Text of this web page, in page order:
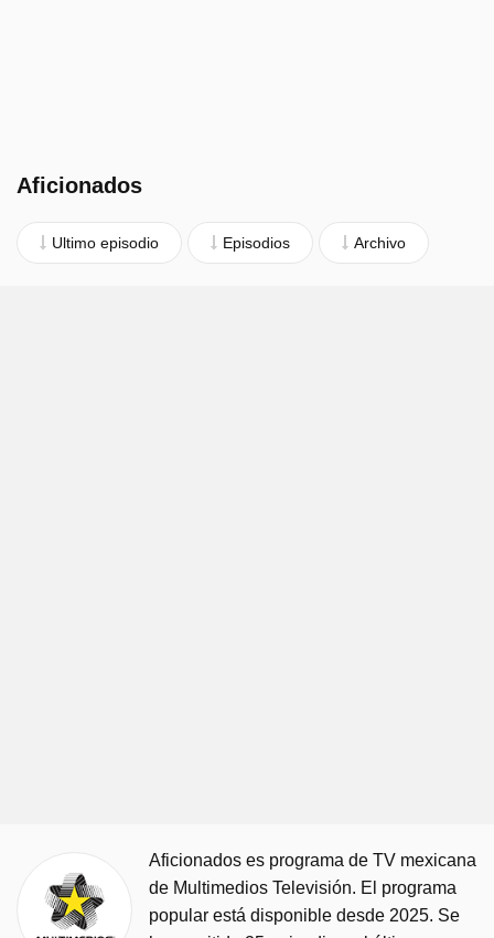
Aficionados
Ultimo episodio Episodios Archivo
Aficionados es programa de TV mexicana
de Multimedios Televisión. El programa
popular está disponible desde 2025. Se